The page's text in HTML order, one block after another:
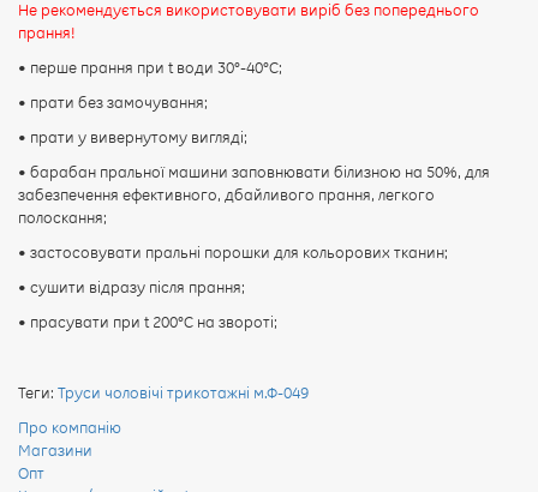
Не рекомендується використовувати виріб без попереднього
прання!
• перше прання при t води 30°-40°C;
• прати без замочування;
• прати у вивернутому вигляді;
• барабан пральної машини заповнювати білизною на 50%, для
забезпечення ефективного, дбайливого прання, легкого
полоскання;
• застосовувати пральні порошки для кольорових тканин;
• сушити відразу після прання;
• прасувати при t 200°С на звороті;
Теги: Труси чоловічі трикотажні м.Ф-049
Про компанію
Магазини
Опт